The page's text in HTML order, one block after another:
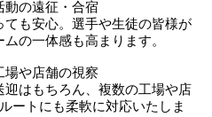
動の遠征・合宿
も安心。選手や生徒の皆様が
の一体感も高まります。
場や店舗の視察
はもちろん、複数の工場や店
ートにも柔軟に対応いたしま